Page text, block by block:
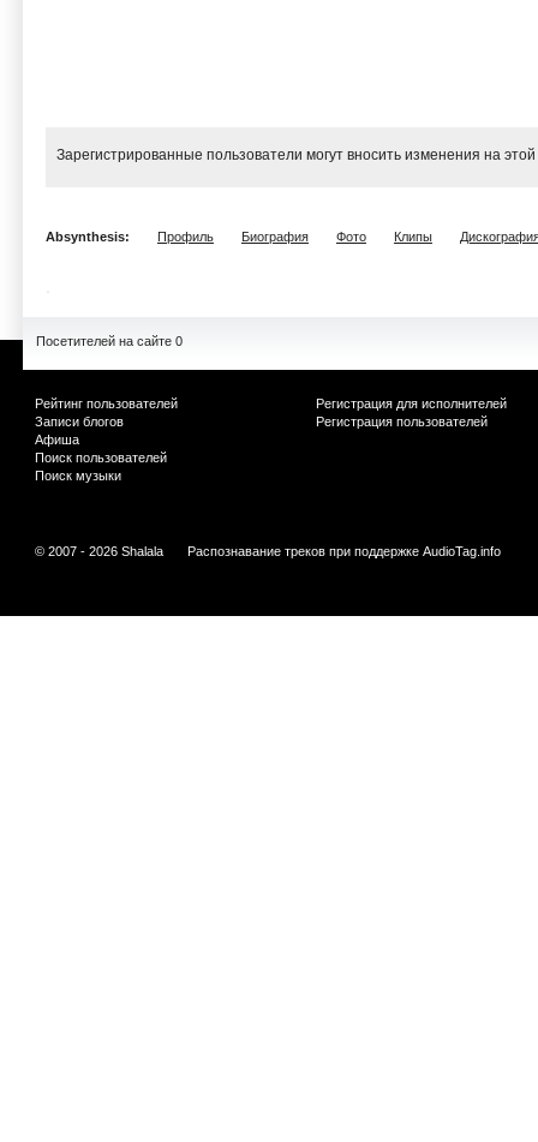
Зарегистрированные пользователи могут вносить изменения на
Absynthesis: Профиль Биография Фото Клипы
Посетителей на сайте 0
Рейтинг пользователей
Записи блогов
Афиша
Поиск пользователей
Поиск музыки
Регистрация для исполнителей
Регистрация пользователей
© 2007 - 2026 Shalala Распознавание треков при поддержке AudioTag.info